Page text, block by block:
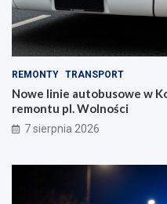
REMONTY TRANSPORT
Nowe linie autobusowe w
remontu pl. Wolności
7 sierpnia 2026